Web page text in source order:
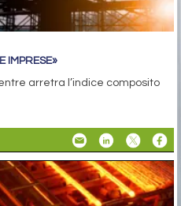
IMPRESE»
arretra l’indice composito